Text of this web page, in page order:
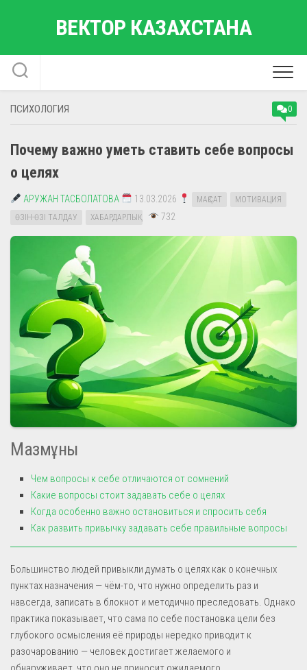
ВЕКТОР КАЗАХСТАНА
ПСИХОЛОГИЯ 0
Почему важно уметь ставить себе вопросы
о целях
АРУЖАН ТАСБОЛАТОВА 13.03.2026 МАҚСАТ
МОТИВАЦИЯ
ӨЗІН-ӨЗІ ТАЛДАУ
ХАБАРДАРЛЫҚ 732
Мазмұны
Чем вопросы к себе отличаются от сомнений
Какие вопросы стоит задавать себе о целях
Когда особенно важно остановиться и спросить себя
Как развить привычку задавать себе правильные вопросы
Большинство людей привыкли думать о целях как о конечных
пунктах назначения — чём-то, что нужно определить раз и
навсегда, записать в блокнот и методично преследовать. Однако
практика показывает, что сама по себе постановка цели без
глубокого осмысления её природы нередко приводит к
разочарованию — человек достигает желаемого и